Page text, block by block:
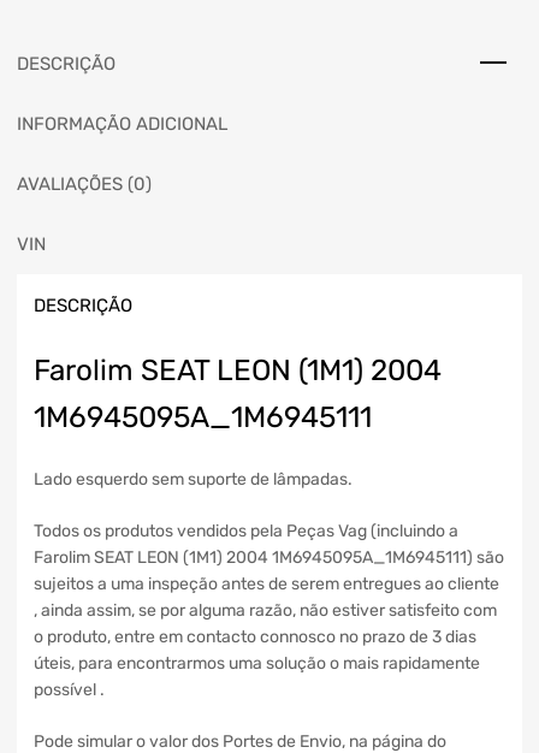
DESCRIÇÃO
INFORMAÇÃO ADICIONAL
AVALIAÇÕES (0)
VIN
DESCRIÇÃO
Farolim SEAT LEON (1M1) 2004
1M6945095A_1M6945111
Lado esquerdo sem suporte de lâmpadas.
Todos os produtos vendidos pela Peças Vag (incluindo a
Farolim SEAT LEON (1M1) 2004 1M6945095A_1M6945111) são
sujeitos a uma inspeção antes de serem entregues ao cliente
, ainda assim, se por alguma razão, não estiver satisfeito com
o produto, entre em contacto connosco no prazo de 3 dias
úteis, para encontrarmos uma solução o mais rapidamente
possível .
Pode simular o valor dos Portes de Envio, na página do